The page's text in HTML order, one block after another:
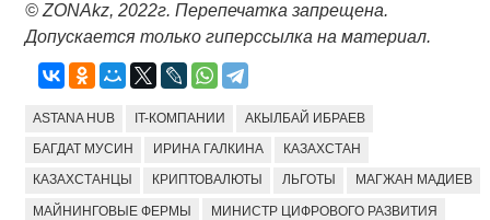
© ZONAkz, 2022г. Перепечатка запрещена.
Допускается только гиперссылка на материал.
ASTANA HUB IT-КОМПАНИИ АКЫЛБАЙ ИБРАЕВ
БАГДАТ МУСИН ИРИНА ГАЛКИНА КАЗАХСТАН
КАЗАХСТАНЦЫ КРИПТОВАЛЮТЫ ЛЬГОТЫ МАГЖАН МАДИЕВ
МАЙНИНГОВЫЕ ФЕРМЫ МИНИСТР ЦИФРОВОГО РАЗВИТИЯ